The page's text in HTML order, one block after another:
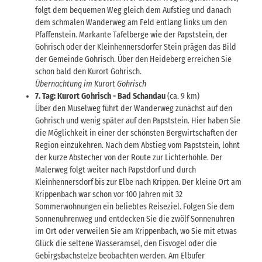
folgt dem bequemen Weg gleich dem Aufstieg und danach
dem schmalen Wanderweg am Feld entlang links um den
Pfaffenstein. Markante Tafelberge wie der Papststein, der
Gohrisch oder der Kleinhennersdorfer Stein prägen das Bild
der Gemeinde Gohrisch. Über den Heideberg erreichen Sie
schon bald den Kurort Gohrisch.
Übernachtung im Kurort Gohrisch
7. Tag: Kurort Gohrisch - Bad Schandau(ca. 9 km)
Über den Muselweg führt der Wanderweg zunächst auf den
Gohrisch und wenig später auf den Papststein. Hier haben Sie
die Möglichkeit in einer der schönsten Bergwirtschaften der
Region einzukehren. Nach dem Abstieg vom Papststein, lohnt
der kurze Abstecher von der Route zur Lichterhöhle. Der
Malerweg folgt weiter nach Papstdorf und durch
Kleinhennersdorf bis zur Elbe nach Krippen. Der kleine Ort am
Krippenbach war schon vor 100 Jahren mit 32
Sommerwohnungen ein beliebtes Reiseziel. Folgen Sie dem
Sonnenuhrenweg und entdecken Sie die zwölf Sonnenuhren
im Ort oder verweilen Sie am Krippenbach, wo Sie mit etwas
Glück die seltene Wasseramsel, den Eisvogel oder die
Gebirgsbachstelze beobachten werden. Am Elbufer